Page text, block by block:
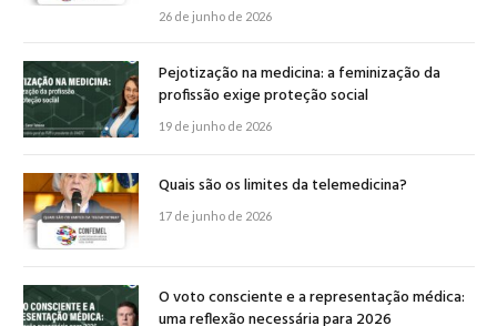
26 de junho de 2026
Pejotização na medicina: a feminização da
profissão exige proteção social
19 de junho de 2026
Quais são os limites da telemedicina?
17 de junho de 2026
O voto consciente e a representação médica:
uma reflexão necessária para 2026